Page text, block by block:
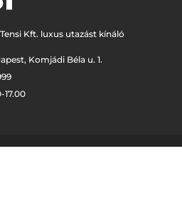
Kft. luxus utazást kínáló
Komjádi Béla u. 1.
17.00